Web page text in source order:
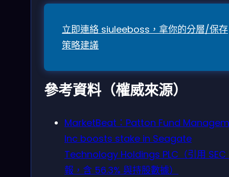
立即連絡 siuleeboss，拿你的分層/保存
策略建議
參考資料（權威來源）
MarketBeat：Patton Fund
Inc boosts stake in Seagate
Technology Holdings PLC（引用 SEC
報，含 56.3% 與持股數據）